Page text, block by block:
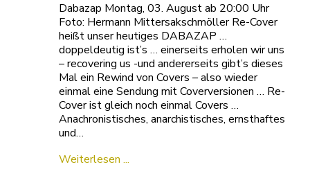
Dabazap Montag, 03. August ab 20:00 Uhr
Foto: Hermann Mittersakschmöller Re-Cover
heißt unser heutiges DABAZAP …
doppeldeutig ist’s … einerseits erholen wir uns
– recovering us -und andererseits gibt’s dieses
Mal ein Rewind von Covers – also wieder
einmal eine Sendung mit Coverversionen … Re-
Cover ist gleich noch einmal Covers …
Anachronistisches, anarchistisches, ernsthaftes
und…
Weiterlesen ...